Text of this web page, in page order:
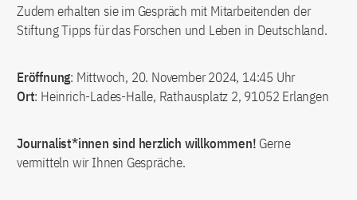
Zudem erhalten sie im Gespräch mit Mitarbeitenden der
Stiftung Tipps für das Forschen und Leben in Deutschland.
Eröffnung: Mittwoch, 20. November 2024, 14:45 Uhr
Ort: Heinrich-Lades-Halle, Rathausplatz 2, 91052 Erlangen
Journalist*innen sind herzlich willkommen! Gerne
vermitteln wir Ihnen Gespräche.